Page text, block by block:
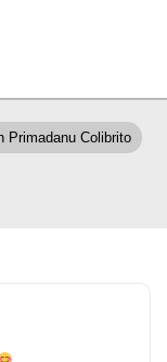
Primadanu Colibrito